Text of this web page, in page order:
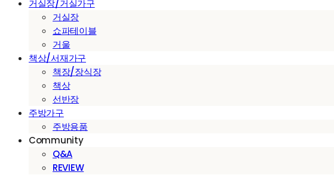
거실장/거실가구
거실장
쇼파테이블
거울
책상/서재가구
책장/장식장
책상
선반장
주방가구
주방용품
Community
Q&A
REVIEW